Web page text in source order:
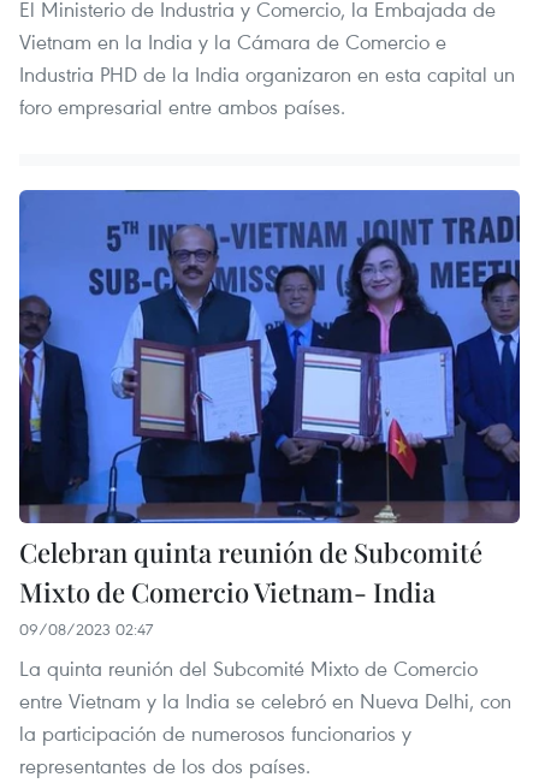
El Ministerio de Industria y Comercio, la Embajada de
Vietnam en la India y la Cámara de Comercio e
Industria PHD de la India organizaron en esta capital un
foro empresarial entre ambos países.
Celebran quinta reunión de Subcomité
Mixto de Comercio Vietnam- India
09/08/2023 02:47
La quinta reunión del Subcomité Mixto de Comercio
entre Vietnam y la India se celebró en Nueva Delhi, con
la participación de numerosos funcionarios y
representantes de los dos países.